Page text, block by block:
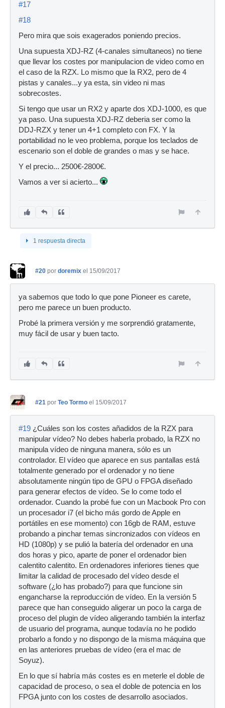
#17
#18
Pero mira que sois exagerados poniendo precios.
Una supuesta XDJ-RZ (4-canales simultaneos) no tiene
que llevar los costes por manipulacion de video como en
el caso de la RZX. Lo mismo que la RX2, pero de 4
pistas y canales...y ya esta, sin video ni mas
sobrecostes.
Si tengo que usar un RX2 y aparte dos XDJ-1000, es que
ya paso. Una supuesta XDJ-RZ deberia ser como la
DDJ-RZX y tener un 4+1 completo con FX. Y la
portabilidad no le veo problema, porque los teclados de
escenario son el doble de grandes o mas y se hace.
Y el precio... 2500€-2800€.
Vamos a ver si acierto...
1 respuesta directa
#20 por doremix el 15/09/2017
ya sabemos que todo lo que pone Pioneer es carete,
pero me parece un buen producto.
Probé la primera versión y me sorprendió gratamente,
muy fácil de usar y buen tacto.
#21 por Teo Tormo el 15/09/2017
#19 ¿Cuáles son los costes añadidos de la RZX para
manipular vídeo? No debes haberla probado, la RZX no
manipula vídeo de ninguna manera, sólo es un
controlador. El vídeo que aparece en sus pantallas está
totalmente generado por el ordenador y no tiene
absolutamente ningún tipo de GPU o FPGA diseñado
para generar efectos de vídeo. Se lo come todo el
ordenador. Cuando la probé fue con un Macbook Pro con
un procesador i7 (el bicho más gordo de Apple en
portátiles en ese momento) con 16gb de RAM, estuve
probando a pinchar temas sincronizados con vídeos en
HD (1080p) y se pulió la batería del ordenador en una
dos horas y pico, aparte de poner el ordenador bien
calentito calentito. En ordenadores inferiores tienes que
limitar la calidad de procesado del vídeo desde el
software (¿lo has probado?) para que funcione sin
engancharse la reproducción de vídeo. En la versión 5
parece que han conseguido aligerar un poco la carga de
proceso del plugin de vídeo aligerando también la interfaz
de usuario del programa, aunque todavía no he podido
probarlo a fondo y no dispongo de la misma máquina que
en las anteriores pruebas de vídeo (era el mac de
Soyuz).
En lo que sí habría más costes es en meterle el doble de
capacidad de proceso, o sea el doble de potencia en los
FPGA junto con los costes de desarrollo asociados.